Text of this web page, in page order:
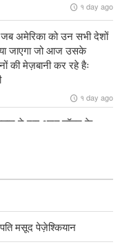
में खुलासे से नाराज हैं
में शांति समझौते तक पहुँचने
१ day ago
जब अमेरिका को उन सभी देशों
जाएगा जो आज उसके
की मेज़बानी कर रहे हैः
१ day ago
ने दस अरब डॉलर के
मसूद पेज़ेश्कियान